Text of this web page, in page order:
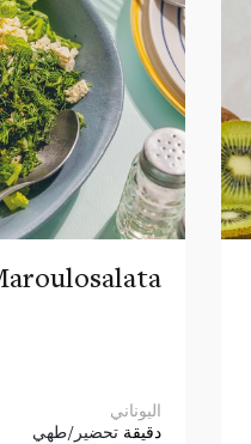
اليوناني
دقيقة تحضير/طهي